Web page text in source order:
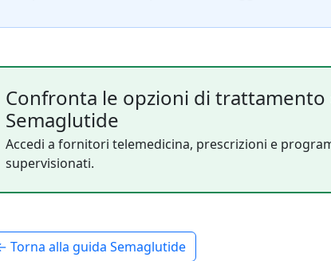
Confronta le opzioni di trattamento
Semaglutide
Accedi a fornitori telemedicina, prescrizioni e
supervisionati.
Torna alla guida Semaglutide